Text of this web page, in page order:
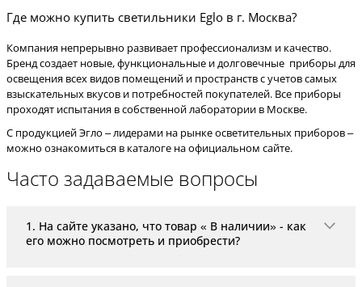
Где можно купить светильники Eglo в г. Москва?
Компания непрерывно развивает профессионализм и качество.
Бренд создает новые, функциональные и долговечные приборы для
освещения всех видов помещений и пространств с учетов самых
взыскательных вкусов и потребностей покупателей. Все приборы
проходят испытания в собственной лаборатории в Москве.
С продукцией Эгло – лидерами на рынке осветительных приборов –
можно ознакомиться в каталоге на официальном сайте.
Часто задаваемые вопросы
1. На сайте указано, что товар « В наличии» - как
его можно посмотреть и приобрести?